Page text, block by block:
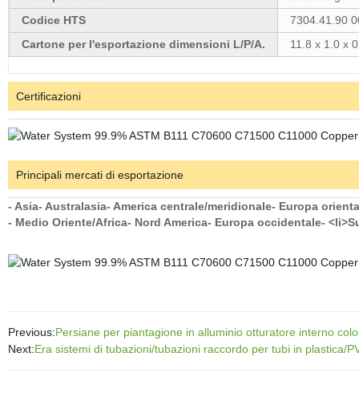
Codice HTS
7304.41.90
Cartone per l'esportazione dimensioni L/P/A.
11.8 x 1.0 x
Certificazioni
Principali mercati di esportazione
- Asia- Australasia- America centrale/meridionale- Europa
- Medio Oriente/Africa- Nord America- Europa occidentale-
Previous:Persiane per piantagione in alluminio otturatore interno
Next:Era sistemi di tubazioni/tubazioni raccordo per tubi in plastica/